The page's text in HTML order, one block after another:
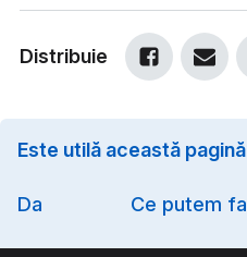
Distribuie
Este utilă această
Option
Da Ce putem